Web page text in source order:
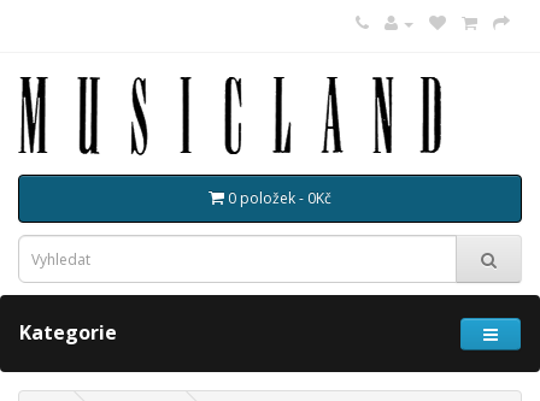
0 položek - 0Kč
Kategorie